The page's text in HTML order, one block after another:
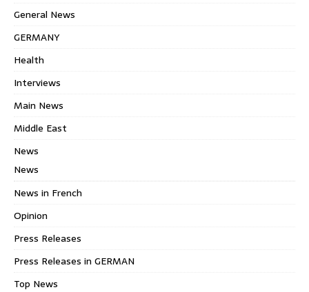
General News
GERMANY
Health
Interviews
Main News
Middle East
News
News
News in French
Opinion
Press Releases
Press Releases in GERMAN
Top News